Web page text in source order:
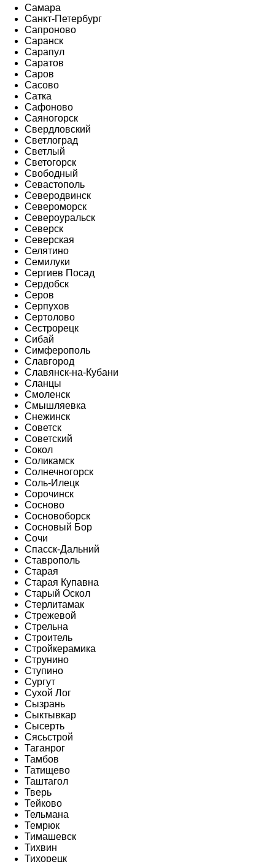
Самара
Санкт-Петербург
Сапроново
Саранск
Сарапул
Саратов
Саров
Сасово
Сатка
Сафоново
Саяногорск
Свердловский
Светлоград
Светлый
Светогорск
Свободный
Севастополь
Северодвинск
Североморск
Североуральск
Северск
Северская
Селятино
Семилуки
Сергиев Посад
Сердобск
Серов
Серпухов
Сертолово
Сестрорецк
Сибай
Симферополь
Славгород
Славянск-на-Кубани
Сланцы
Смоленск
Смышляевка
Снежинск
Советск
Советский
Сокол
Соликамск
Солнечногорск
Соль-Илецк
Сорочинск
Сосново
Сосновоборск
Сосновый Бор
Сочи
Спасск-Дальний
Ставрополь
Старая
Старая Купавна
Старый Оскол
Стерлитамак
Стрежевой
Стрельна
Строитель
Стройкерамика
Струнино
Ступино
Сургут
Сухой Лог
Сызрань
Сыктывкар
Сысерть
Сясьстрой
Таганрог
Тамбов
Татищево
Таштагол
Тверь
Тейково
Тельмана
Темрюк
Тимашевск
Тихвин
Тихорецк